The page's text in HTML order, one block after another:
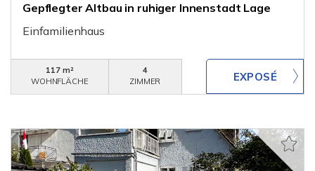
Gepflegter Altbau in ruhiger Innenstadt Lage
Einfamilienhaus
117 m²
WOHNFLÄCHE
4
ZIMMER